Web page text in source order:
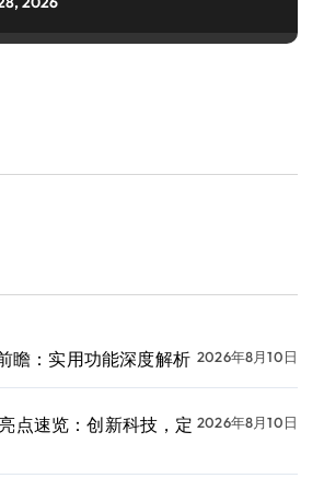
瞻：实用功能深度解析 2026年8月10日
点速览：创新科技，定 2026年8月10日